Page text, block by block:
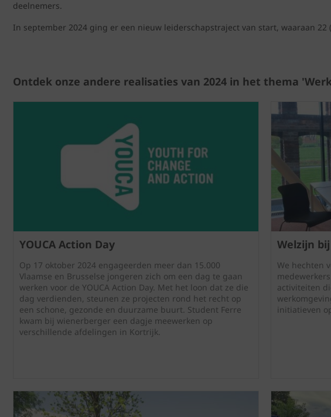
deelnemers.
In september 2024 ging er een nieuw leiderschapstraject van start, waaraan
Ontdek onze andere realisaties van 2024 in het thema
YOUCA Action Day
Op 17 oktober 2024 engageerden meer dan 15.000
Vlaamse en Brusselse jongeren zich om een dag te gaan
werken voor de YOUCA Action Day. Met het loon dat ze die
dag verdienden, steunen ze projecten rond het recht op
een schone, gezonde en duurzame buurt. Student Ferre
kwam bij wienerberger een dagje meewerken op
verschillende afdelingen in Kortrijk.
Welzijn
We hechten
activiteiten
initiatieven